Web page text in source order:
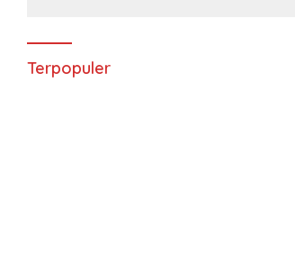
Terpopuler